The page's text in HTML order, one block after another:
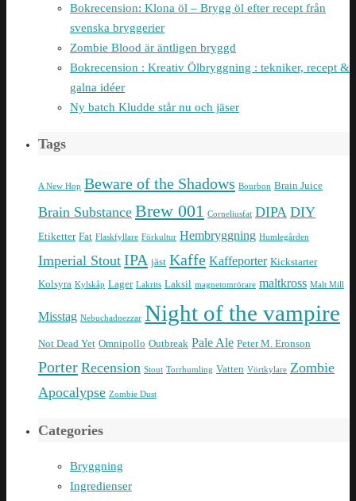
Bokrecension: Klona öl – Brygg öl efter recept från
svenska bryggerier
Zombie Blood är äntligen bryggd
Bokrecension : Kreativ Ölbryggning : tekniker, recept &
galna idéer
Ny batch Kludde står nu och jäser
Tags
A New Hop Beware of the Shadows Bourbon Brain Juice
Brain Substance Brew 001 Corneliusfat DIPA DIY
Etiketter Fat Flaskfyllare Förkultur Hembryggning Humlegården
Imperial Stout IPA jäst Kaffe Kaffeporter Kickstarter
Kolsyra Kylskåp Lager Lakrits Laksil magnetomrörare maltkross Malt Mill
Misstag Nebuchadnezzar Night of the vampire
Not Dead Yet Omnipollo Outbreak Pale Ale Peter M. Eronson
Porter Recension Stout Torrhumling Vatten Vörtkylare Zombie
Apocalypse Zombie Dust
Categories
Bryggning
Ingredienser